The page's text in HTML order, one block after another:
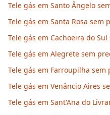
Tele gás em Santo Ângelo
Tele gás em Santa Rosa sem
Tele gás em Cachoeira do
Tele gás em Alegrete sem
Tele gás em Farroupilha
Tele gás em Venâncio Aires
Tele gás em Sant'Ana do